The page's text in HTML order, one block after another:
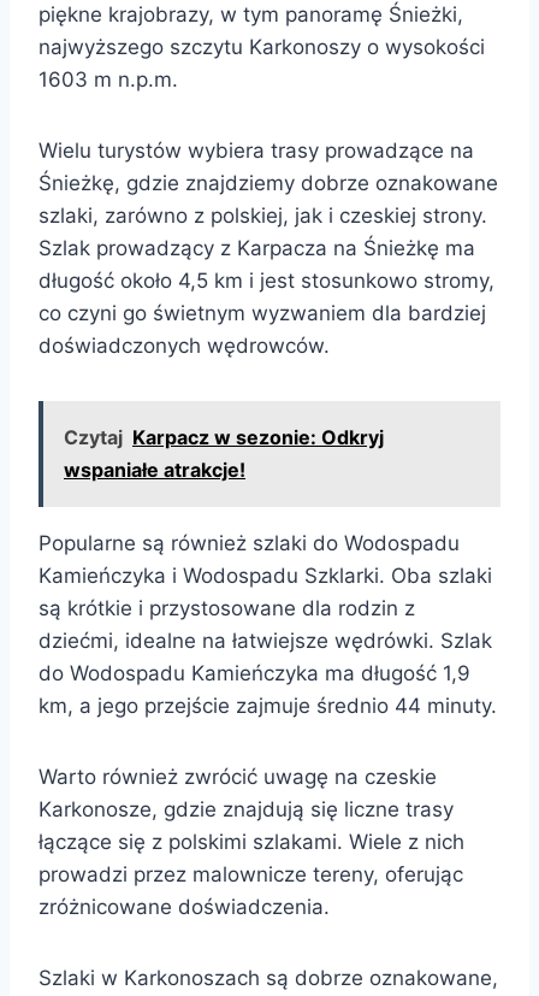
piękne krajobrazy, w tym panoramę Śnieżki,
najwyższego szczytu Karkonoszy o wysokości
1603 m n.p.m.
Wielu turystów wybiera trasy prowadzące na
Śnieżkę, gdzie znajdziemy dobrze oznakowane
szlaki, zarówno z polskiej, jak i czeskiej strony.
Szlak prowadzący z Karpacza na Śnieżkę ma
długość około 4,5 km i jest stosunkowo stromy,
co czyni go świetnym wyzwaniem dla bardziej
doświadczonych wędrowców.
Czytaj Karpacz w sezonie: Odkryj
wspaniałe atrakcje!
Popularne są również szlaki do Wodospadu
Kamieńczyka i Wodospadu Szklarki. Oba szlaki
są krótkie i przystosowane dla rodzin z
dziećmi, idealne na łatwiejsze wędrówki. Szlak
do Wodospadu Kamieńczyka ma długość 1,9
km, a jego przejście zajmuje średnio 44 minuty.
Warto również zwrócić uwagę na czeskie
Karkonosze, gdzie znajdują się liczne trasy
łączące się z polskimi szlakami. Wiele z nich
prowadzi przez malownicze tereny, oferując
zróżnicowane doświadczenia.
Szlaki w Karkonoszach są dobrze oznakowane,